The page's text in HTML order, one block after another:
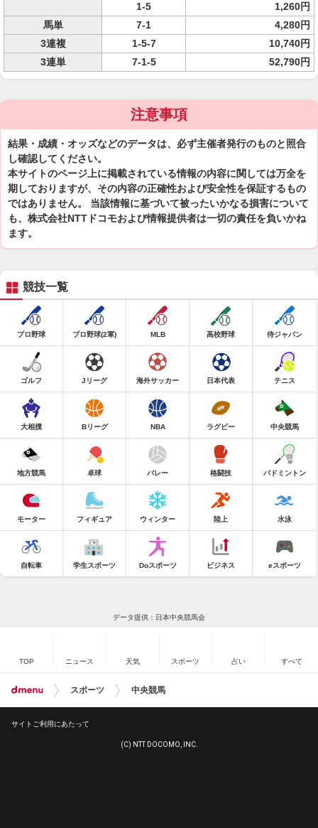
1-5
1,260円
馬単
7-1
4,280円
3連複
1-5-7
10,740円
3連単
7-1-5 52,790円
注意事項
結果・成績・オッズなどのデータは、必ず主催者発行のものと照合
し確認してください。
本サイトのページ上に掲載されている情報の内容に関しては万全を
期しておりますが、その内容の正確性および安全性を保証するもの
ではありません。 当該情報に基づいて被ったいかなる損害について
も、株式会社NTTドコモおよび情報提供者は一切の責任を負いかね
ます。
競技一覧
プロ野球 プロ野球(2軍) MLB 高校野球 侍ジャパン
ゴルフ Jリーグ 海外サッカー 日本代表 テニス
大相撲 Bリーグ NBA ラグビー 中央競馬
地方競馬 卓球 バレー 格闘技 バドミントン
モーター フィギュア ウィンター 陸上 水泳
自転車 学生スポーツ Doスポーツ ビジネス eスポーツ
データ提供：日本中央競馬会
TOP ニュース 天気 スポーツ 占い すべて
スポーツ 中央競馬
サイトご利用にあたって
(C) NTT DOCOMO, INC.